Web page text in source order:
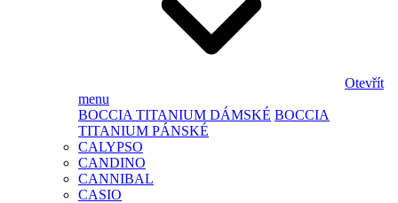
Otevřít
menu
BOCCIA TITANIUM DÁMSKÉ BOCCIA
TITANIUM PÁNSKÉ
CALYPSO
CANDINO
CANNIBAL
CASIO